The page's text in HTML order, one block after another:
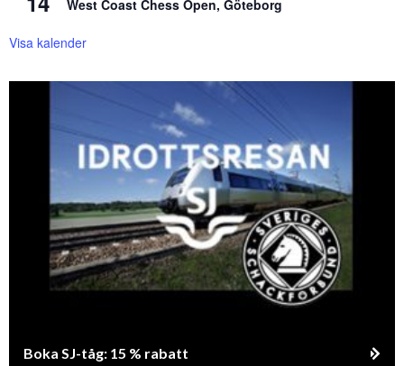
West Coast Chess Open, Göteborg
Visa kalender
Boka SJ-tåg: 15 % rabatt